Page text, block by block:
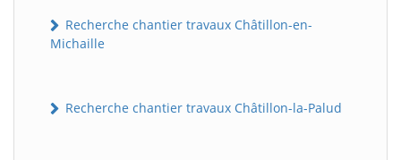
Recherche chantier travaux Châtillon-en-
Michaille
Recherche chantier travaux Châtillon-la-Palud